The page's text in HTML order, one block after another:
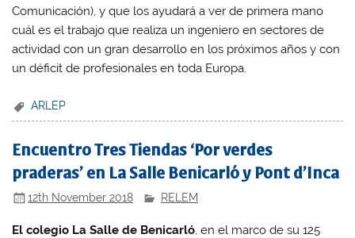
Comunicación), y que los ayudará a ver de primera mano
cuál es el trabajo que realiza un ingeniero en sectores de
actividad con un gran desarrollo en los próximos años y con
un déficit de profesionales en toda Europa.
ARLEP
Encuentro Tres Tiendas ‘Por verdes
praderas’ en La Salle Benicarló y Pont d’Inca
12th November 2018 RELEM
El colegio La Salle de Benicarló, en el marco de su 125